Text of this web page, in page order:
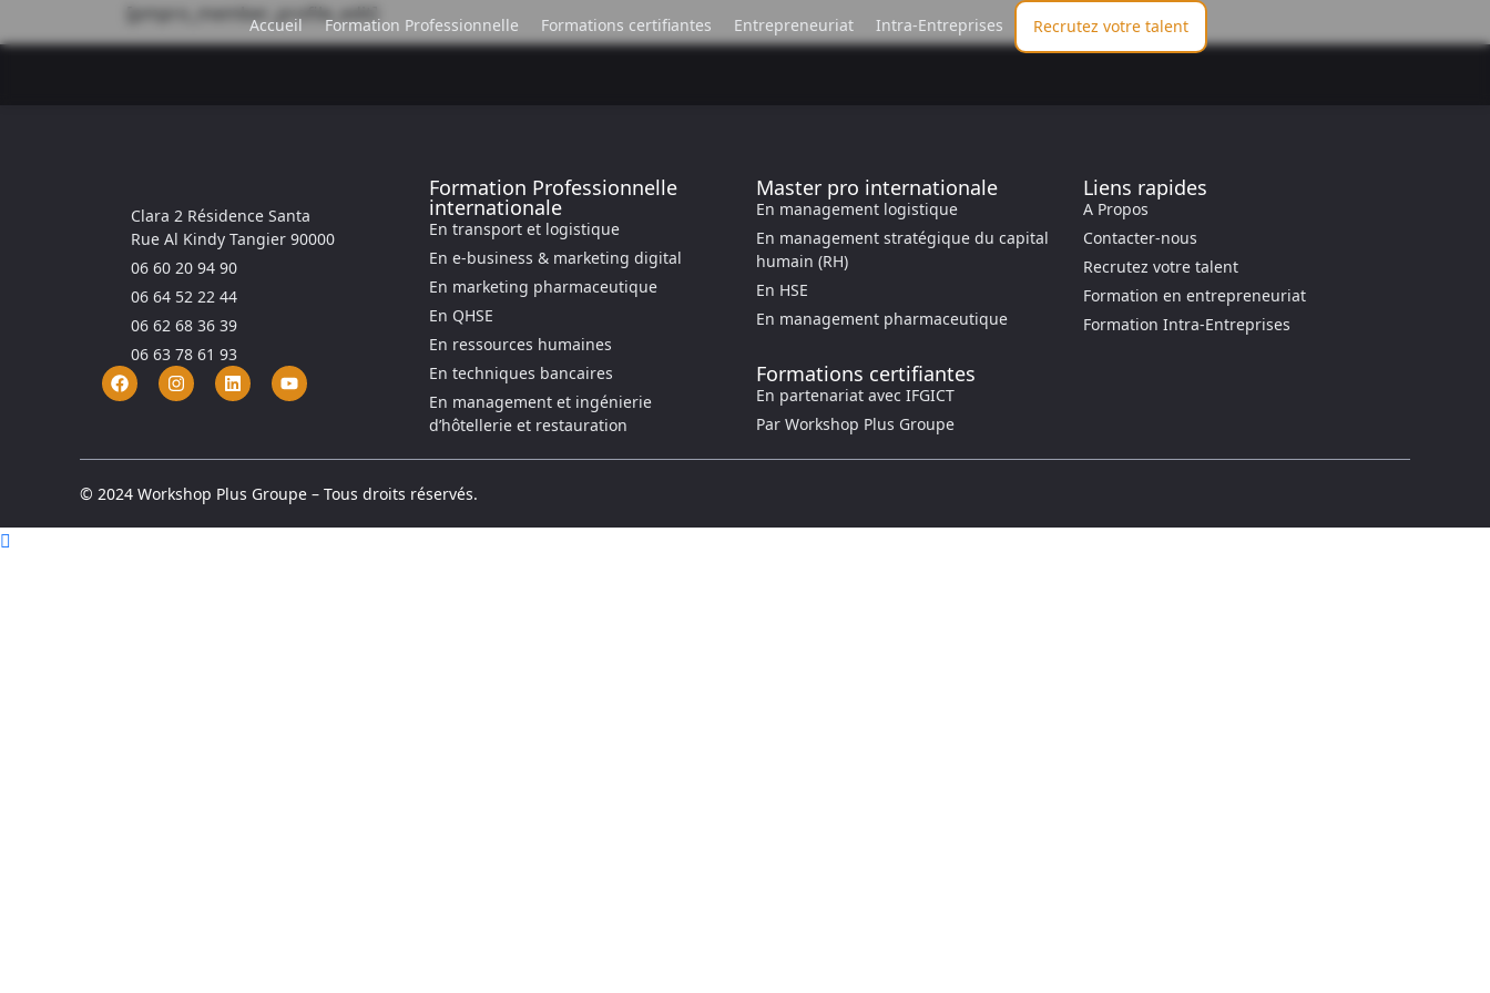
Accueil Formation Professionnelle Formations certifiantes Entrepreneuriat Intra-Entreprises Recrutez votre talent
[pmpro_member_profile_edit]
Clara 2 Résidence Santa
Rue Al Kindy Tangier 90000
06 60 20 94 90
06 64 52 22 44
06 62 68 36 39
06 63 78 61 93
Formation Professionnelle
internationale
En transport et logistique
En e-business & marketing digital
En marketing pharmaceutique
En QHSE
En ressources humaines
En techniques bancaires
En management et ingénierie
d’hôtellerie et restauration
Master pro internationale
En management logistique
En management stratégique du capital
humain (RH)
En HSE
En management pharmaceutique
Formations certifiantes
En partenariat avec IFGICT
Par Workshop Plus Groupe
Liens rapides
A Propos
Contacter-nous
Recrutez votre talent
Formation en entrepreneuriat
Formation Intra-Entreprises
© 2024 Workshop Plus Groupe – Tous droits réservés.